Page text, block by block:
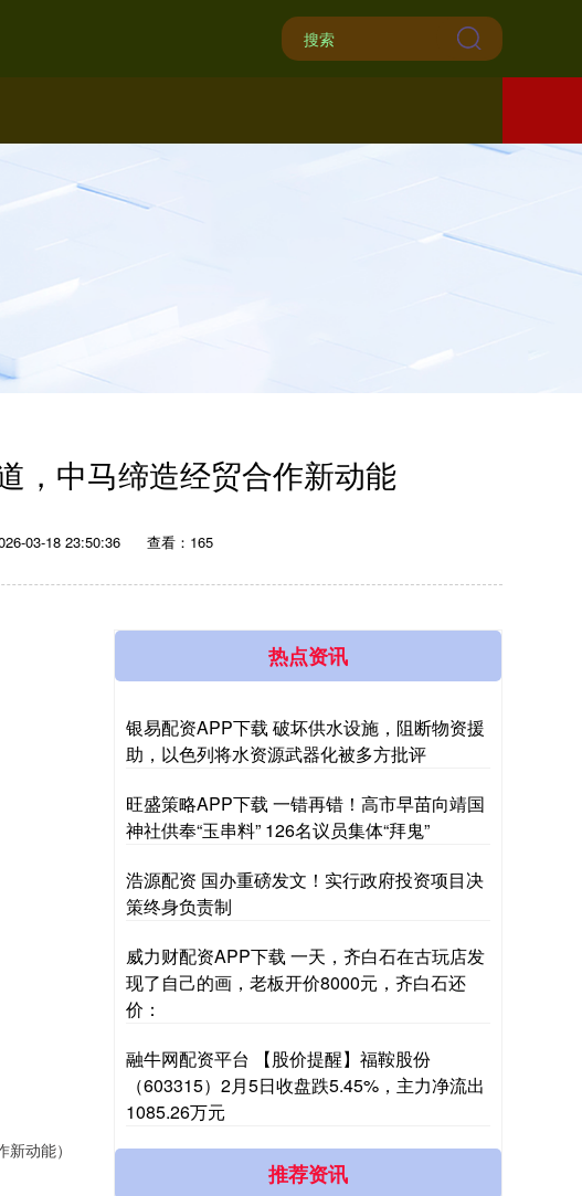
，中马缔造经贸合作新动能
03-18 23:50:36 查看：165
动能）
热点资讯
银易配资APP下载 破坏供水设施，阻断物资援
助，以色列将水资源武器化被多方批评
旺盛策略APP下载 一错再错！高市早苗向靖国
神社供奉“玉串料” 126名议员集体“拜鬼”
浩源配资 国办重磅发文！实行政府投资项目决
策终身负责制
威力财配资APP下载 一天，齐白石在古玩店发
现了自己的画，老板开价8000元，齐白石还
价：
融牛网配资平台 【股价提醒】福鞍股份
（603315）2月5日收盘跌5.45%，主力净流出
1085.26万元
推荐资讯